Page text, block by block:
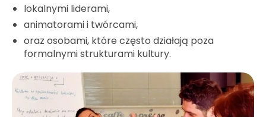
lokalnymi liderami,
animatorami i twórcami,
oraz osobami, które często działają poza
formalnymi strukturami kultury.